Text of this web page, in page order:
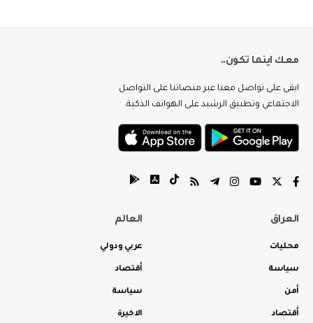
معك اينما تكون..
ابقى على تواصل معنا عبر منصاتنا على التواصل
الاجتماعي وتطبيق الرشيد على الهواتف الذكية.
العراق
محليات
سياسة
أمن
أقتصاد
العالم
عربي ودولي
أقتصاد
سياسة
الاخيرة